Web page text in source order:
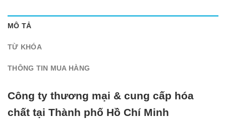
MÔ TẢ
TỪ KHÓA
THÔNG TIN MUA HÀNG
Công ty thương mại & cung cấp hóa
chất tại Thành phố Hồ Chí Minh